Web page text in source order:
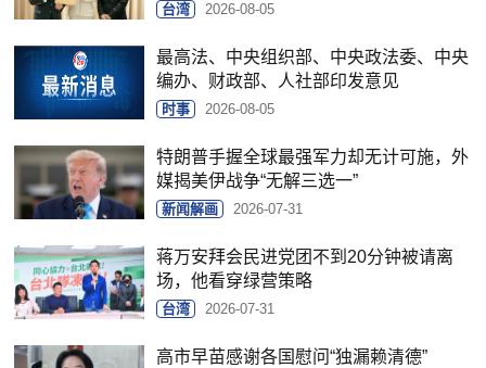
台湾 2026-08-05
最高法、中央组织部、中央政法委、中央
编办、财政部、人社部印发意见
时事 2026-08-05
特朗普手握全球最强军力却无计可施，外
媒揭美伊战争“无解三选一”
新闻解画 2026-07-31
蒋万安拜会民进党团不到20分钟被请离
场，他看穿绿营策略
台湾 2026-07-31
高市早苗感谢各国慰问“独漏赖清德”